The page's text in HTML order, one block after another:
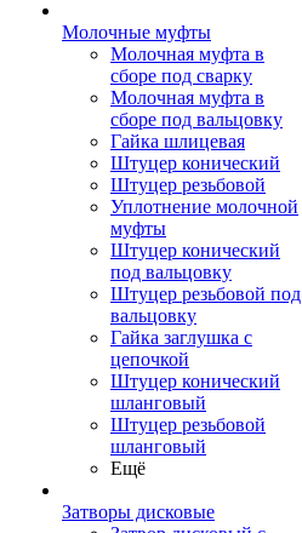
Молочные муфты
Молочная муфта в
сборе под сварку
Молочная муфта в
сборе под вальцовку
Гайка шлицевая
Штуцер конический
Штуцер резьбовой
Уплотнение молочной
муфты
Штуцер конический
под вальцовку
Штуцер резьбовой под
вальцовку
Гайка заглушка с
цепочкой
Штуцер конический
шланговый
Штуцер резьбовой
шланговый
Ещё
Затворы дисковые